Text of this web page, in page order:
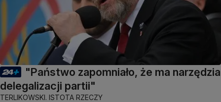
"Państwo zapomniało, że ma narzędzia
delegalizacji partii"
TERLIKOWSKI. ISTOTA RZECZY